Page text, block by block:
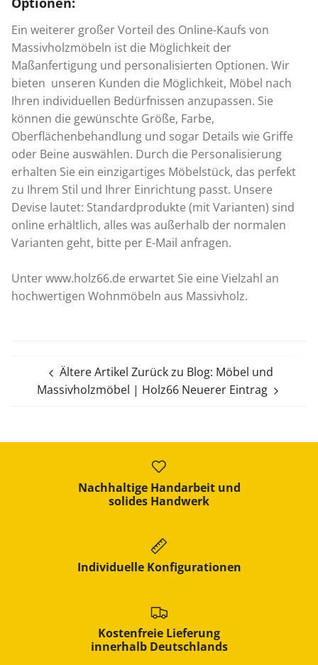
Ein weiterer großer Vorteil des Online-Kaufs von
Massivholzmöbeln ist die Möglichkeit der
Maßanfertigung und personalisierten Optionen. Wir
bieten unseren Kunden die Möglichkeit, Möbel nach
Ihren individuellen Bedürfnissen anzupassen. Sie
können die gewünschte Größe, Farbe,
Oberflächenbehandlung und sogar Details wie Griffe
oder Beine auswählen. Durch die Personalisierung
erhalten Sie ein einzigartiges Möbelstück, das perfekt
zu Ihrem Stil und Ihrer Einrichtung passt. Unsere
Devise lautet: Standardprodukte (mit Varianten) sind
online erhältlich, alles was außerhalb der normalen
Varianten geht, bitte per E-Mail anfragen.
Unter www.holz66.de erwartet Sie eine Vielzahl an
hochwertigen Wohnmöbeln aus Massivholz.
Ältere Artikel Zurück zu Blog: Möbel und
Massivholzmöbel | Holz66 Neuerer Eintrag
Nachhaltige Handarbeit und
solides Handwerk
Individuelle Konfigurationen
Kostenfreie Lieferung
innerhalb Deutschlands